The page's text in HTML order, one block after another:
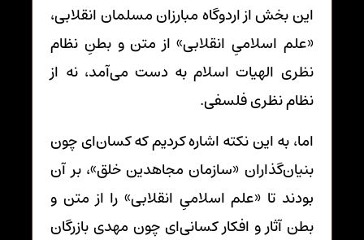
این بخش از اردوگاه مبارزان مسلمان انقلابی،
«علم اسلامیِ انقلابی» از متن و بطنِ نظام
نظری الهیات اسلام به دست می‌آمد، نه از
نظام نظری فلسفی.
اما، به این نکته اشاره کردیم که کسان‌ای چون
بنیان‌گذاران «سازمان مجاهدین خلق»، بر آن
بودند تا «علم اسلامیِ انقلابی» را از متن و
بطن آثار و افکار کسانی‌ای چون مهدی بازرگان